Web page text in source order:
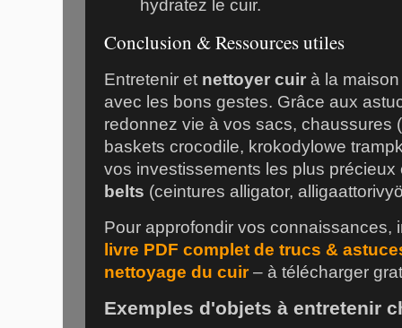
hydratez le cuir.
Conclusion & Ressources utiles
Entretenir et nettoyer cuir à la
avec les bons gestes. Grâce aux
redonnez vie à vos sacs, chaussures (
baskets crocodile, krokodylowe
vos investissements les plus
belts (ceintures alligator,
Pour approfondir vos connaissances,
livre PDF complet de trucs &
nettoyage du cuir– à télécharger
Exemples d'objets à entretenir